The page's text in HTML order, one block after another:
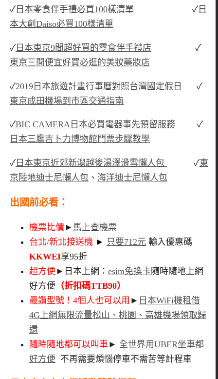
✓ 日本零食伴手禮必買100樣清單 ✓ 日
本大創Daiso必買100樣清單
✓ 日本東京9間超好買的零食伴手禮店 ✓
東京三間便宜好買必逛的美妝藥妝店
✓2019日本旅遊計畫行事曆對照台灣國定假日
✓
東京成田機場到市區交通指南
✓BIC CAMERA日本必買電器事先預留服務 ✓
日本三鷹吉卜力博物館門票步驟教學
✓ 日本東京近郊新潟越後湯澤滑雪懶人包 ✓東
京陸地迪士尼懶人包 、 海洋迪士尼懶人包
出國前必看 ：
機票比價 ► 馬上查機票
台北/新北接送機 ► 只要712元 輸入優惠碼
KKWEI享95折
超方便 ►日本上網： esim免換卡隨時隨地上網
好方便 （折扣碼TTB90）
最讚型號！4個人也可以用 ► 日本WiFi機租借
4G上網無限流量松山、桃園、高雄機場領取歸
還
隨時隨地都可以叫車► 全世界用UBER坐車都
好方便 不再需要煩惱停車不需苦等計程車